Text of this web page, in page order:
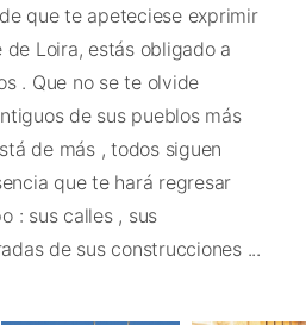
que te apeteciese exprimir
Loira, estás obligado a
. Que no se te olvide
de sus pueblos más
de más , todos siguen
que te hará regresar
: sus calles , sus
de sus construcciones ...